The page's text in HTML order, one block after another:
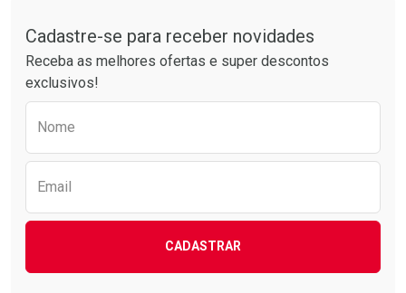
Cadastre-se para receber novidades
Receba as melhores ofertas e super descontos
exclusivos!
Nome
Email
CADASTRAR